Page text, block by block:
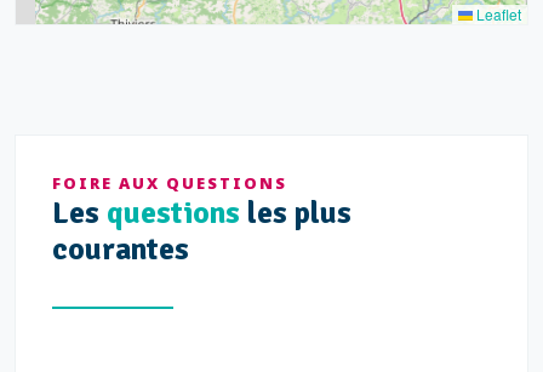
Leaflet
FOIRE AUX QUESTIONS
Les questions les plus
courantes